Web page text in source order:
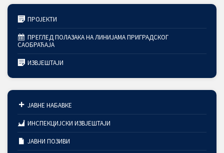
ПРОЈЕКТИ
ПРЕГЛЕД ПОЛАЗАКА НА ЛИНИЈАМА ПРИГРАДСКОГ
САОБРАЋАЈА
ИЗВЈЕШТАЈИ
ЈАВНЕ НАБАВКЕ
ИНСПЕКЦИЈСКИ ИЗВЈЕШТАЈИ
ЈАВНИ ПОЗИВИ